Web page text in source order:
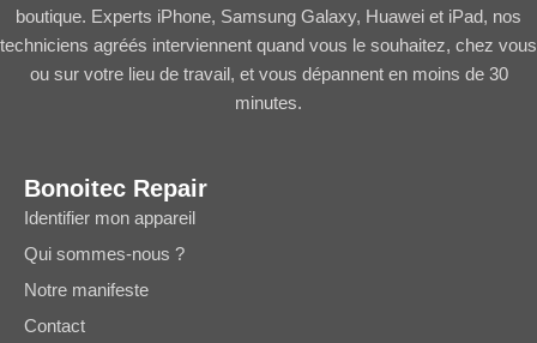
boutique. Experts iPhone, Samsung Galaxy, Huawei et iPad, nos
techniciens agréés interviennent quand vous le souhaitez, chez vous
ou sur votre lieu de travail, et vous dépannent en moins de 30
minutes.
Bonoitec Repair
Identifier mon appareil
Qui sommes-nous ?
Notre manifeste
Contact